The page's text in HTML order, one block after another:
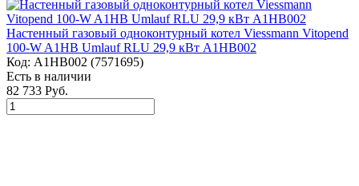
Настенный газовый одноконтурный котел Viessmann Vitopend
100-W A1HB Umlauf RLU 29,9 кВт A1HB002
Код: A1HB002 (7571695)
Есть в наличии
82 733 Руб.